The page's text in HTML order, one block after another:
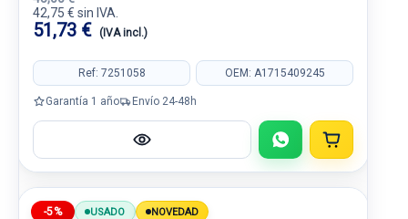
42,75 € sin IVA.
51,73 € (IVA incl.)
Ref: 7251058 OEM: A1715409245
Garantía 1 año Envío 24-48h
-5% USADO NOVEDAD